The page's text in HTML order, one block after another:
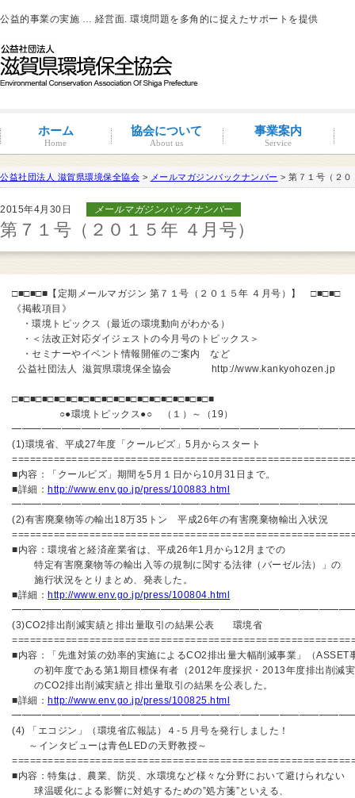
公益的事業の実施 … 経営面. 環境問題を多角的に捉えたサポートを提供
ホーム
Home
協会について
About us
概要と沿革
組織図・役員紹介
情報公開
コンプライアンス
事業案内
Service
コンプライアンス支援
地域連携事業
環境負荷低減活動支援
環境経営の支援
事業サポート
水処理分科会
滋賀環境管理アドバイザー
派遣事業
水質
大気
土壌汚染
産業廃棄物
騒音・振動・悪臭防止
省エネルギー
ISO14001
その他
滋賀県条例関係
有機物分解装置
自動手洗い乾燥装置
新クリラック処理
会員一覧
入会案内
会員の特典
公益社団法人 滋賀県環境保全協会 > メールマガジンバックナンバー > 第７１号（２
2015年4月30日 メールマガジンバックナンバー
第７１号（２０１５年 ４月号）
□■□■□■【定期メールマガジン 第７１号（２０１５年 ４月号）】 □■□■□
《掲載項目》
・環境トピックス（最近の環境動向がわかる）
・＜法改正対応ダイジェストの今月号のトピックス＞
・セミナーやイベント情報開催のご案内 など
公益社団法人 滋賀県環境保全協会 http://www.kankyohozen.jp
□■□■□■□■□■□■□■□■□■□■□■□■□■□■□■□■□■
○●環境トピックス●○ （１）～（19）
(1)環境省、平成27年度「クールビズ」5月からスタート
■内容：「クールビズ」期間を5月１日から10月31日まで。
■詳細： http://www.env.go.jp/press/100883.html
(2)有害廃棄物等の輸出18万35トン 平成26年の有害廃棄物輸出入状況
■内容：環境省と経済産業省は、平成26年1月から12月までの
特定有害廃棄物等の輸出入等の規制に関する法律（バーゼル法）」の
施行状況をとりまとめ、発表した。
■詳細： http://www.env.go.jp/press/100804.html
(3)CO2排出削減実績と排出量取引の結果公表 環境省
■内容：「先進対策の効率的実施によるCO2排出量大幅削減事業」（ASSET
の初年度である第1期目標保有者（2012年度採択・2013年度排出削減
のCO2排出削減実績と排出量取引の結果を公表した。
■詳細： http://www.env.go.jp/press/100825.html
(4) 「エコジン」（環境省広報誌）４-５月号を発行しました！
～インタビューは青色LEDの天野教授～
■内容：特集は、農業、防災、水環境など様々な分野において避けられない
球温暖化による影響に対処するための”処方箋”といえる、